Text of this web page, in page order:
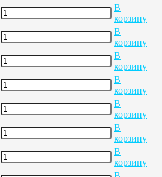
В
корзину
В
корзину
В
корзину
В
корзину
В
корзину
В
корзину
В
корзину